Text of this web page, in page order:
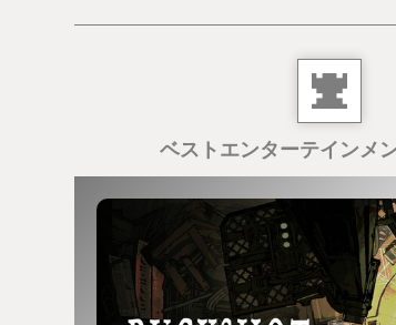
ベストエンターテインメ